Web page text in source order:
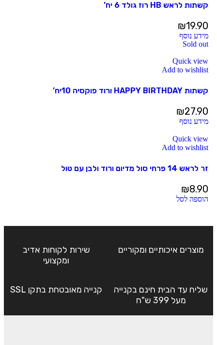
קשתות לראש HB רוז גולד 6 יח’
₪19.90
מידע נוסף
Sold out
Quick view
Add to wishlist
קשתות HAPPY BIRTHDAY ורוד פוקסיה 10יח’
₪27.90
מידע נוסף
Quick view
Add to wishlist
זר לראש 14 פרחי סול מדיום ורוד ולבן עם טול
₪8.90
הוספה לסל
מוצרים איכותיים ומקוריים
שירות לקוחות אדיב
ומקצועי
שליח עד הבית חינם בקנייה
מעל 399 ש"ח
קנייה מאובטחת בתקן SSL